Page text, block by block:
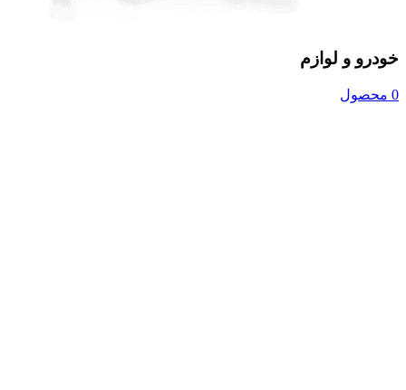
خودرو و لوازم
0 محصول